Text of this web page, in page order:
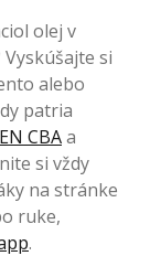
olej v
si
alebo
patria
CBAa
si vždy
na stránke
ruke,
.